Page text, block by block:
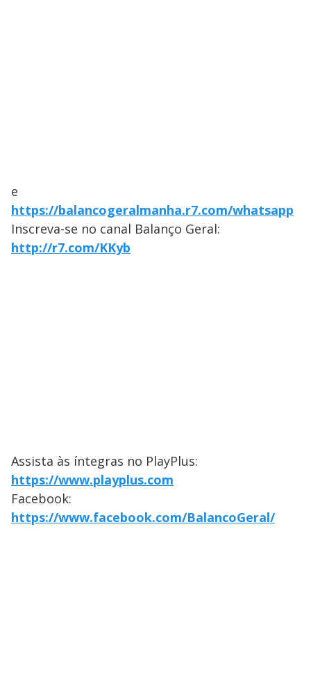
e
https://balancogeralmanha.r7.com/whatsapp
Inscreva-se no canal Balanço Geral:
http://r7.com/KKyb
Assista às íntegras no PlayPlus:
https://www.playplus.com
Facebook:
https://www.facebook.com/BalancoGeral/